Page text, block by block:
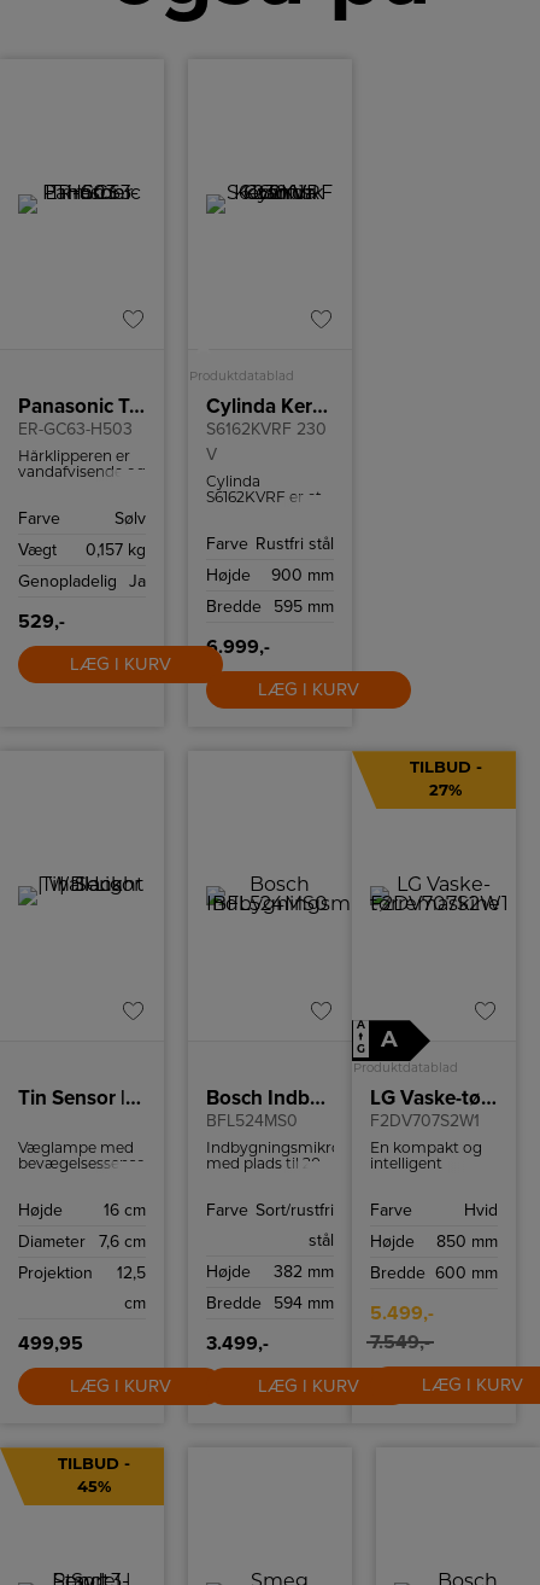
Panasonic Trimmer
ER-GC63-H503
Hårklipperen er
vandafvisende og
rindende vand
Farve
Sølv
Vægt
0,157 kg
Genopladelig
Ja
529,-
LÆG I KURV
Produktdatablad
Cylinda Keramisk komfur
S6162KVRF 230
V
Cylinda
S6162KVRF er et
keramisk
Brændeovnen
230 V udtag.
Farve Rustfri stål
Højde
900 mm
Bredde
595 mm
6.999,-
LÆG I KURV
Tin Sensor | Wall Light | Black
Væglampe med
bevægelsessensor
meget stilrent og
Lampen vil passe
ydervæggen eller
terrasselampe.
Højde
16 cm
Diameter
7,6 cm
Projektion
12,5
cm
499,95
LÆG I KURV
Bosch Indbygningsmikroovn
BFL524MS0
Indbygningsmikroovn
med plads til 20
programmer til
Farve Sort/rustfri
stål
Højde
382 mm
Bredde
594 mm
3.499,-
LÆG I KURV
TILBUD -
27%
A
↑
G
A
Produktdatablad
LG Vaske-tørremaskine
F2DV707S2W1
En kompakt og
intelligent
revolutionerer
vasker på.
Farve
Hvid
Højde
850 mm
Bredde 600 mm
5.499,-
7.549,-
LÆG I KURV
TILBUD -
45%